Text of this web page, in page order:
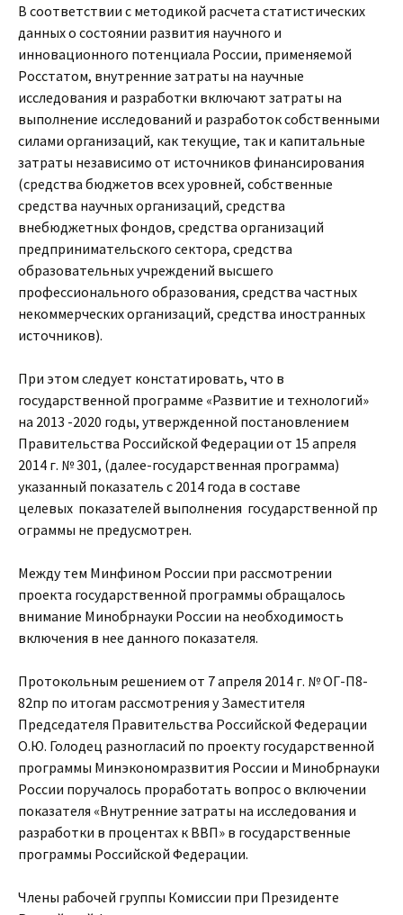
В соответствии с методикой расчета статистических
данных о состоянии развития научного и
инновационного потенциала России, применяемой
Росстатом, внутренние затраты на научные
исследования и разработки включают затраты на
выполнение исследований и разработок собственными
силами организаций, как текущие, так и капитальные
затраты независимо от источников финансирования
(средства бюджетов всех уровней, собственные
средства научных организаций, средства
внебюджетных фондов, средства организаций
предпринимательского сектора, средства
образовательных учреждений высшего
профессионального образования, средства частных
некоммерческих организаций, средства иностранных
источников).
При этом следует констатировать, что в
государственной программе «Развитие и технологий»
на 2013 -2020 годы, утвержденной постановлением
Правительства Российской Федерации от 15 апреля
2014 г. № 301, (далее-государственная программа)
указанный показатель с 2014 года в составе
целевых показателей выполнения государственной пр
ограммы не предусмотрен.
Между тем Минфином России при рассмотрении
проекта государственной программы обращалось
внимание Минобрнауки России на необходимость
включения в нее данного показателя.
Протокольным решением от 7 апреля 2014 г. № ОГ-П8-
82пр по итогам рассмотрения у Заместителя
Председателя Правительства Российской Федерации
О.Ю. Голодец разногласий по проекту государственной
программы Минэкономразвития России и Минобрнауки
России поручалось проработать вопрос о включении
показателя «Внутренние затраты на исследования и
разработки в процентах к ВВП» в государственные
программы Российской Федерации.
Члены рабочей группы Комиссии при Президенте